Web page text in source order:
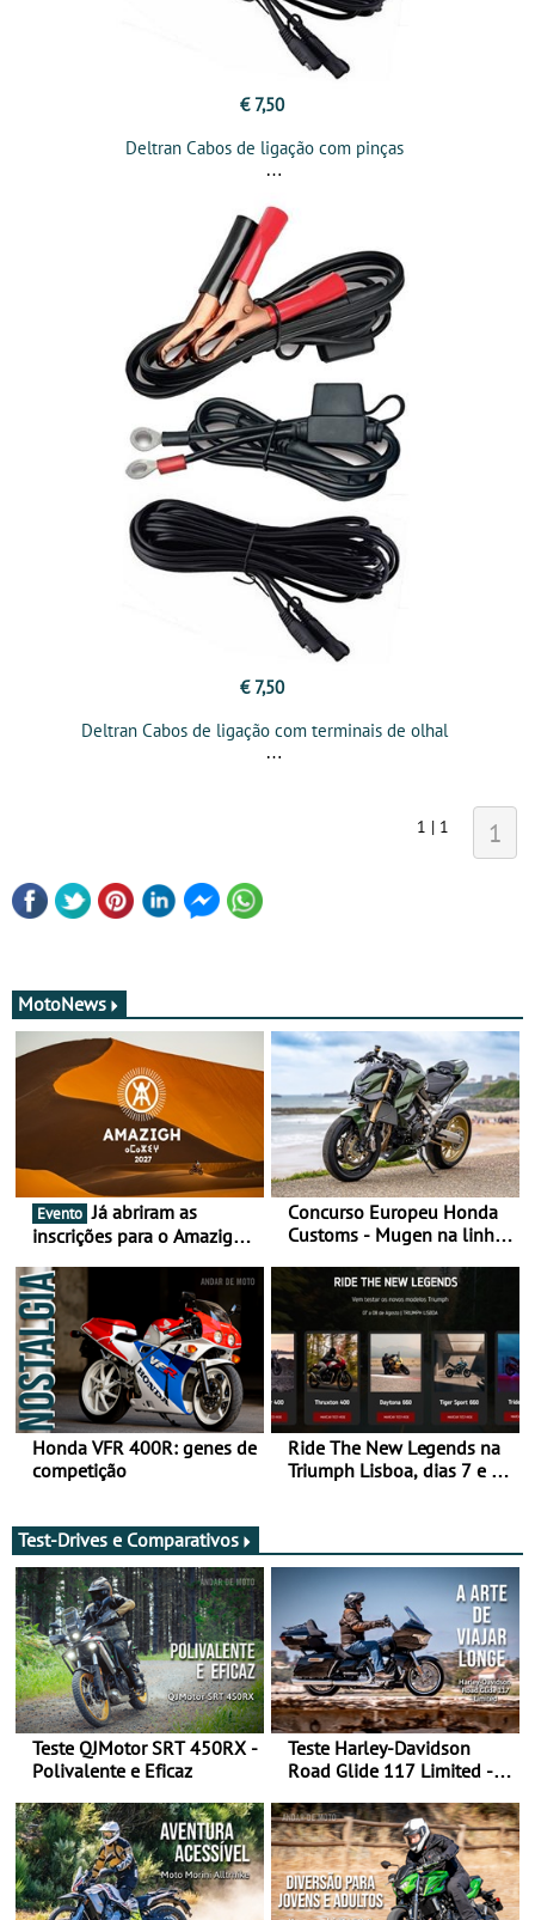
€ 7,50
Deltran Cabos de ligação com pinças
€ 7,50
Deltran Cabos de ligação com terminais de olhal
1 | 1 1
MotoNews
Evento Já abriram as
inscrições para o Amazigh
Marrocos, de 23 abril a 1
maio - The ultimate
experience in Morocco
Concurso Europeu Honda
Customs - Mugen na linha
ganhar
Honda VFR 400R: genes de
competição
Ride The New Legends na
Triumph Lisboa, dias 7 e 8
Test-Drives e Comparativos
Teste QJMotor SRT 450RX -
Polivalente e Eficaz
Teste Harley-Davidson
Road Glide 117 Limited - A